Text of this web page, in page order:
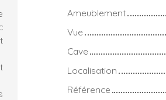
Ameublement
Vue
Cave
Localisation
Référence